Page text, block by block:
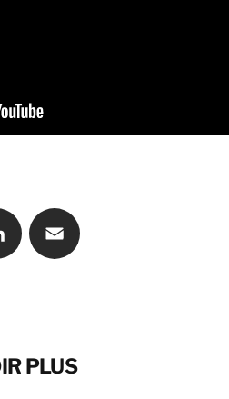
PLUS